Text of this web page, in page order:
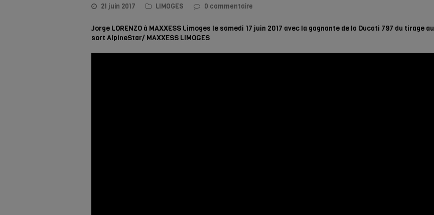
21 juin 2017 LIMOGES 0 commentaire
Jorge LORENZO à MAXXESS Limoges le samedi 17 juin 2017 avec la gagnante de la Ducati 797 du tirage au
sort AlpineStar/ MAXXESS LIMOGES